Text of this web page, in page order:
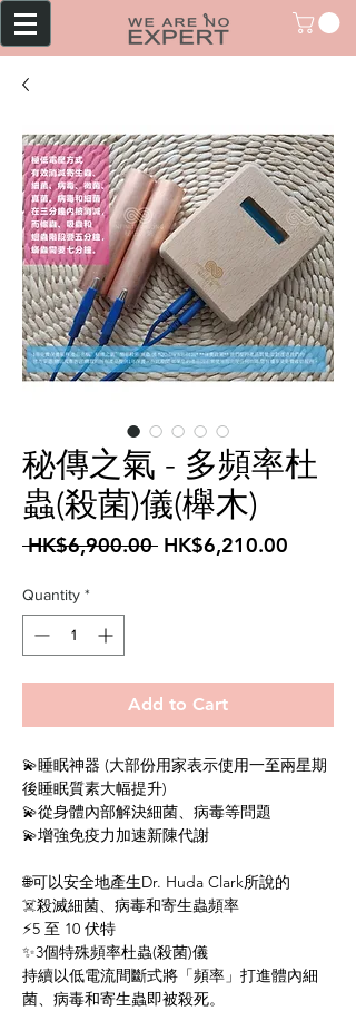
秘傳之氣 - 多頻率杜
蟲(殺菌)儀(櫸木)
HK$6,900.00 Regular
HK$6,210.00
Quantity *
Add to Cart
💫睡眠神器 (大部份用家表示使用一至兩星期
後睡眠質素大幅提升)
💫從身體內部解決細菌、病毒等問題
💫增強免疫力加速新陳代謝
🌐可以安全地產生Dr. Huda Clark所說的
☠️殺滅細菌、病毒和寄生蟲頻率
⚡5 至 10 伏特
✨3個特殊頻率杜蟲(殺菌)儀
持續以低電流間斷式將「頻率」打進體內細
菌、病毒和寄生蟲即被殺死。